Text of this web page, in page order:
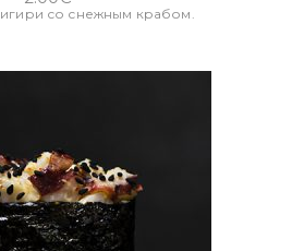
со снежным крабом.